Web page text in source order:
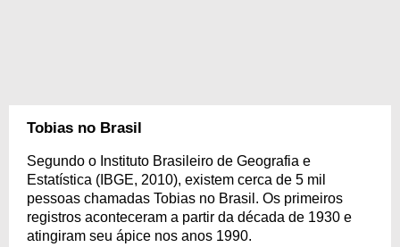
Tobias no Brasil
Segundo o Instituto Brasileiro de Geografia e
Estatística (IBGE, 2010), existem cerca de 5 mil
pessoas chamadas Tobias no Brasil. Os primeiros
registros aconteceram a partir da década de 1930 e
atingiram seu ápice nos anos 1990.